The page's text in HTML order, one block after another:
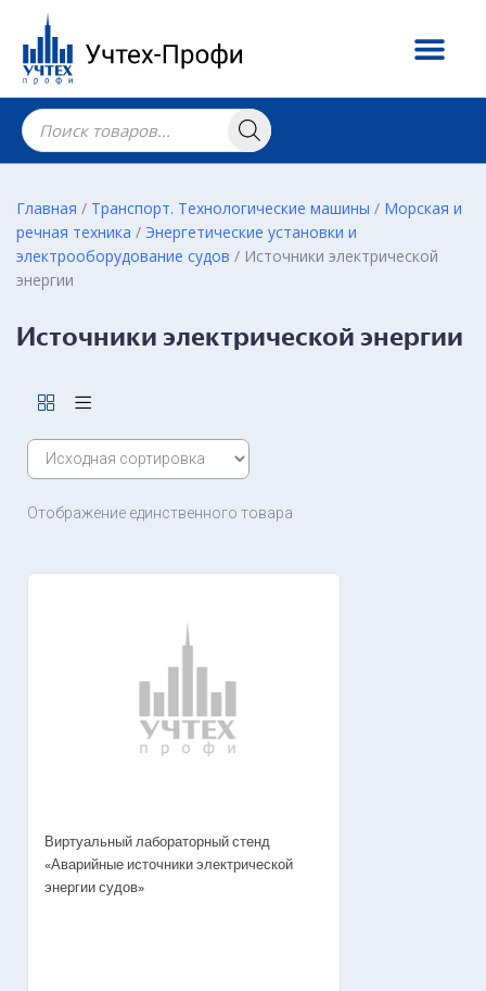
Главная / Транспорт. Технологические машины / Морская и
речная техника / Энергетические установки и
электрооборудование судов / Источники электрической
энергии
Источники электрической энергии
Отображение единственного товара
Виртуальный лабораторный стенд
«Аварийные источники электрической
энергии судов»